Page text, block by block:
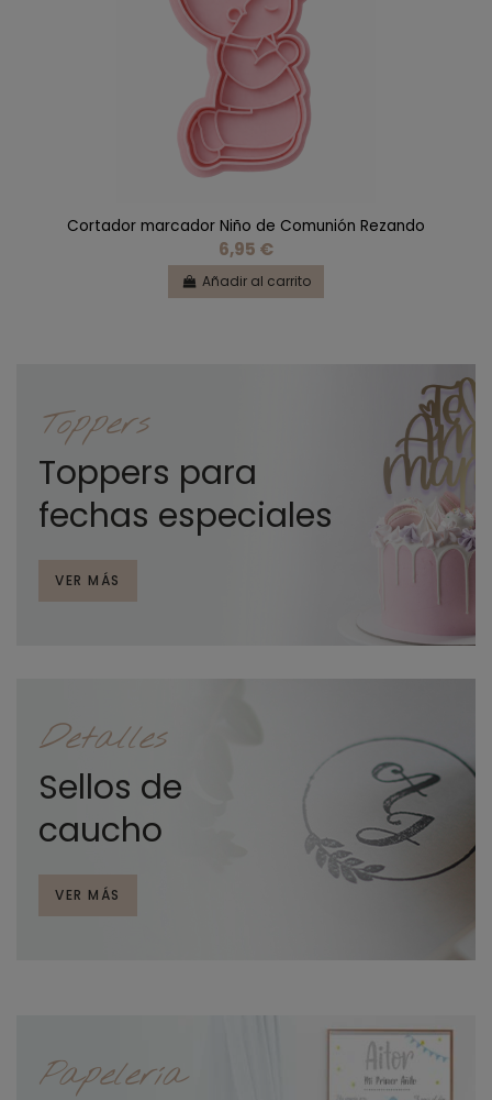
Cortador marcador Niño de Comunión Rezando
6,95 €
Añadir al carrito
Toppers
Toppers para
fechas especiales
VER MÁS
Detalles
Sellos de
caucho
VER MÁS
Papelería